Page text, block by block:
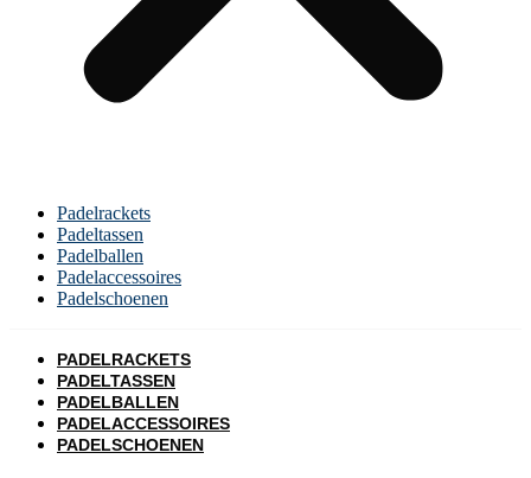
Padelrackets
Padeltassen
Padelballen
Padelaccessoires
Padelschoenen
PADELRACKETS
PADELTASSEN
PADELBALLEN
PADELACCESSOIRES
PADELSCHOENEN